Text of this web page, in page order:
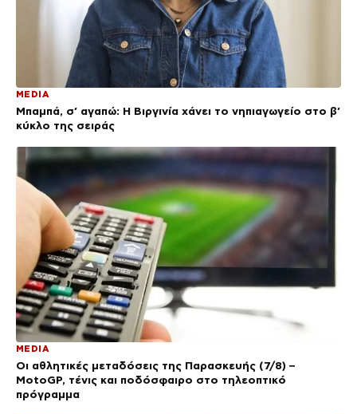
MEDIA
Μπαμπά, σ’ αγαπώ: Η Βιργινία χάνει το νηπιαγωγείο στο β’
κύκλο της σειράς
MEDIA
Οι αθλητικές μεταδόσεις της Παρασκευής (7/8) –
MotoGP, τένις και ποδόσφαιρο στο τηλεοπτικό
πρόγραμμα